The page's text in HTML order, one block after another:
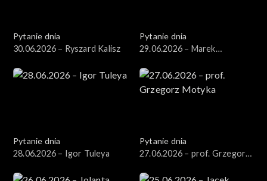
Pytanie dnia
30.06.2026 – Ryszard Kalisz
Pytanie dnia
29.06.2026 – Marek
Pytanie dnia
28.06.2026 – Igor Tuleya
Pytanie dnia
27.06.2026 – prof. Grzegorz